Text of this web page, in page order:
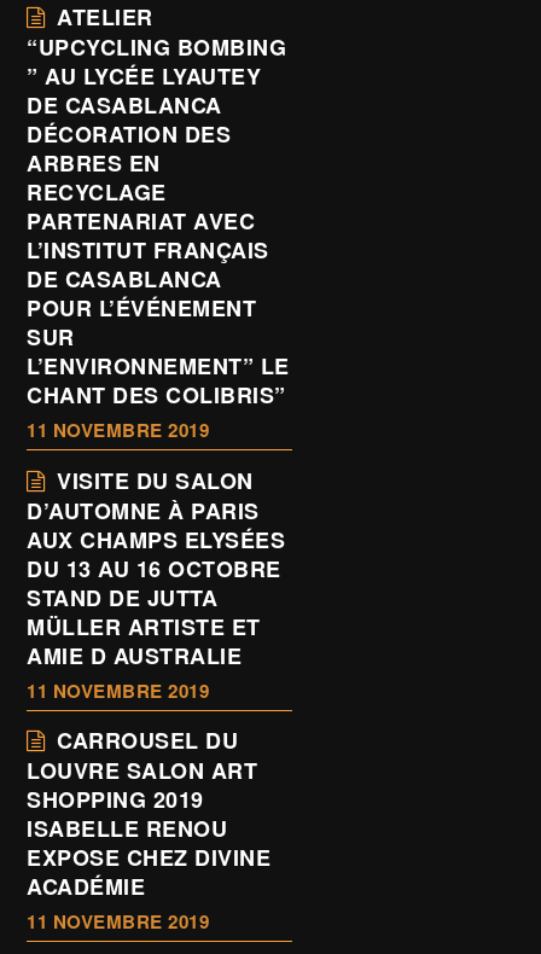
ATELIER
“UPCYCLING BOMBING
” AU LYCÉE LYAUTEY
DE CASABLANCA
DÉCORATION DES
ARBRES EN
RECYCLAGE
PARTENARIAT AVEC
L’INSTITUT FRANÇAIS
DE CASABLANCA
POUR L’ÉVÉNEMENT
SUR
L’ENVIRONNEMENT” LE
CHANT DES COLIBRIS”
11 NOVEMBRE 2019
VISITE DU SALON
D’AUTOMNE À PARIS
AUX CHAMPS ELYSÉES
DU 13 AU 16 OCTOBRE
STAND DE JUTTA
MÜLLER ARTISTE ET
AMIE D AUSTRALIE
11 NOVEMBRE 2019
CARROUSEL DU
LOUVRE SALON ART
SHOPPING 2019
ISABELLE RENOU
EXPOSE CHEZ DIVINE
ACADÉMIE
11 NOVEMBRE 2019